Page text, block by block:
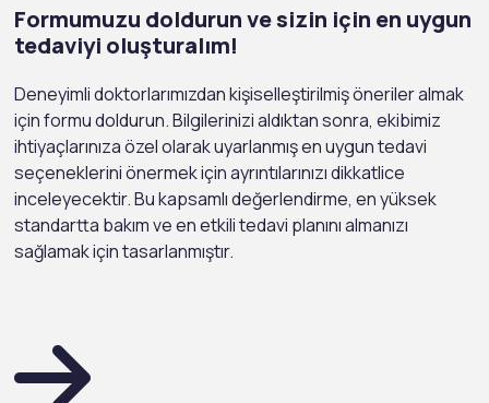
Formumuzu doldurun ve sizin için en uygun
tedaviyi oluşturalım!
Deneyimli doktorlarımızdan kişiselleştirilmiş öneriler almak
için formu doldurun. Bilgilerinizi aldıktan sonra, ekibimiz
ihtiyaçlarınıza özel olarak uyarlanmış en uygun tedavi
seçeneklerini önermek için ayrıntılarınızı dikkatlice
inceleyecektir. Bu kapsamlı değerlendirme, en yüksek
standartta bakım ve en etkili tedavi planını almanızı
sağlamak için tasarlanmıştır.